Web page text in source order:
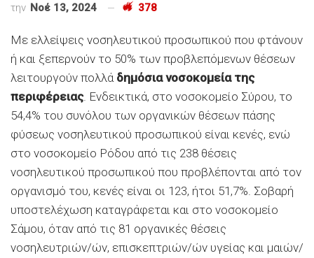
την Νοέ 13, 2024 378
Με ελλείψεις νοσηλευτικού προσωπικού που φτάνουν
ή και ξεπερνούν το 50% των προβλεπόμενων θέσεων
λειτουργούν πολλά δημόσια νοσοκομεία της
περιφέρειας. Ενδεικτικά, στο νοσοκομείο Σύρου, το
54,4% του συνόλου των οργανικών θέσεων πάσης
φύσεως νοσηλευτικού προσωπικού είναι κενές, ενώ
στο νοσοκομείο Ρόδου από τις 238 θέσεις
νοσηλευτικού προσωπικού που προβλέπονται από τον
οργανισμό του, κενές είναι οι 123, ήτοι 51,7%. Σοβαρή
υποστελέχωση καταγράφεται και στο νοσοκομείο
Σάμου, όταν από τις 81 οργανικές θέσεις
νοσηλευτριών/ών, επισκεπτριών/ών υγείας και μαιών/